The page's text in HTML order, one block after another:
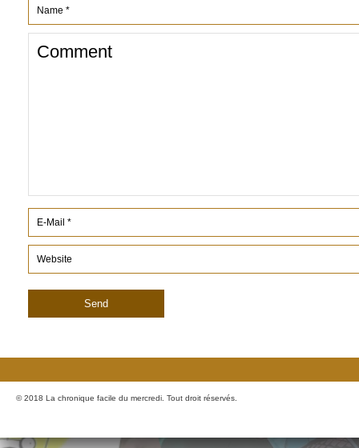
© 2018 La chronique facile du mercredi. Tout droit réservés.